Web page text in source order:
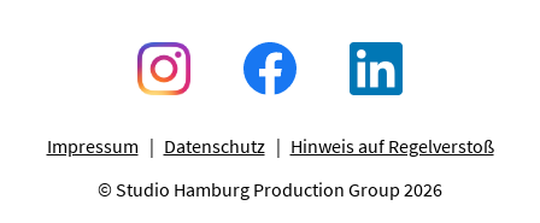
Impressum Datenschutz
Hinweis auf Regelverstoß
© Studio Hamburg Production Group 2026